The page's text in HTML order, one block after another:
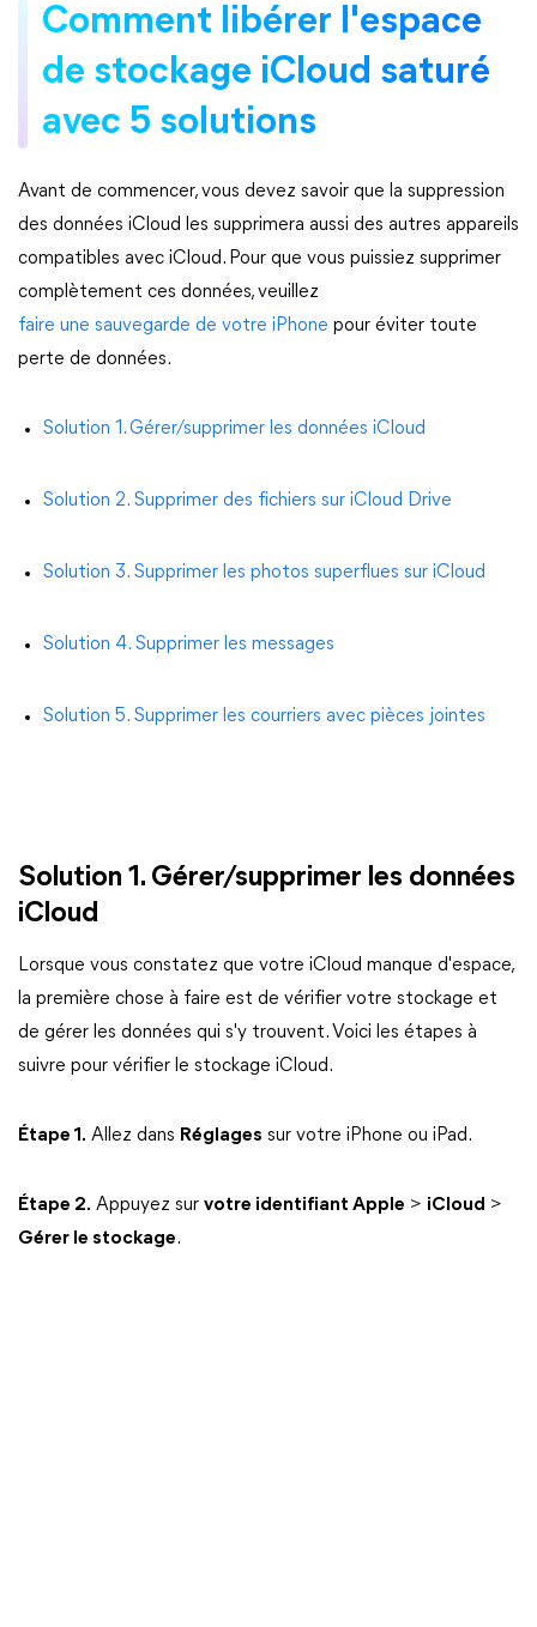
Comment libérer l'espace
de stockage iCloud saturé
avec 5 solutions
Avant de commencer, vous devez savoir que la suppression
des données iCloud les supprimera aussi des autres appareils
compatibles avec iCloud. Pour que vous puissiez supprimer
complètement ces données, veuillez
faire une sauvegarde de votre iPhone pour éviter toute
perte de données.
Solution 1. Gérer/supprimer les données iCloud
Solution 2. Supprimer des fichiers sur iCloud Drive
Solution 3. Supprimer les photos superflues sur iCloud
Solution 4. Supprimer les messages
Solution 5. Supprimer les courriers avec pièces jointes
Solution 1. Gérer/supprimer les données
iCloud
Lorsque vous constatez que votre iCloud manque d'espace,
la première chose à faire est de vérifier votre stockage et
de gérer les données qui s'y trouvent. Voici les étapes à
suivre pour vérifier le stockage iCloud.
Étape 1. Allez dans Réglages sur votre iPhone ou iPad.
Étape 2. Appuyez sur votre identifiant Apple > iCloud >
Gérer le stockage.